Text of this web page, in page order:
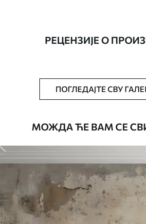
Тапета се може
сунђером. Позадине
водом.
Доступни материјали
Стандард
4472.422683 RSD/m²
РЕЦЕНЗИЈЕ О
ПОГЛЕДАЈТЕ СВУ
МОЖДА ЋЕ ВАМ СЕ